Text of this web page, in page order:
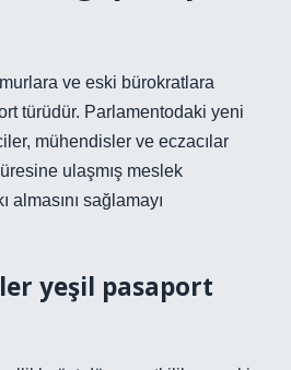
ve eski bürokratlara
türüdür. Parlamentodaki yeni
mühendisler ve eczacılar
ulaşmış meslek
almasını sağlamayı
yeşil pasaport